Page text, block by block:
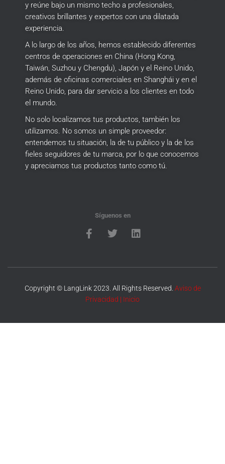
y reúne bajo un mismo techo a profesionales,
creativos brillantes y expertos con una dilatada
experiencia.
A lo largo de los años, hemos establecido diferentes
centros de operaciones en China (Hong Kong,
Taiwán, Suzhou y Chengdu), Japón y el Reino Unido,
además de oficinas comerciales en Shanghái y en el
Reino Unido, para dar servicio a los clientes en todo
el mundo.
No solo localizamos tus productos, también los
utilizamos. No somos un simple proveedor:
entendemos tu situación, la de tu público y la de los
fieles seguidores de tu marca, por lo que conocemos
y apreciamos tus productos tanto como tú.
Síguenos en
Copyright © LangLink 2023. All Rights Reserved. Aviso de
Privacidad | Inicio